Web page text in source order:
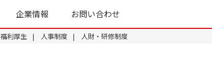
企業情報 お問い合わせ
福利厚生 人事制度 人財・研修制度